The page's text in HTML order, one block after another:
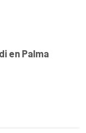
en Palma